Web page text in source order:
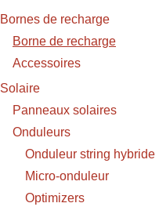
Bornes de recharge
Borne de recharge
Accessoires
Solaire
Panneaux solaires
Onduleurs
Onduleur string hybride
Micro-onduleur
Optimizers